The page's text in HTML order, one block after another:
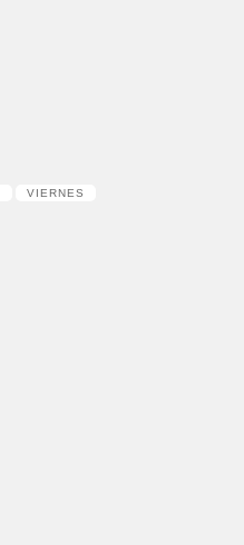
VIERNES